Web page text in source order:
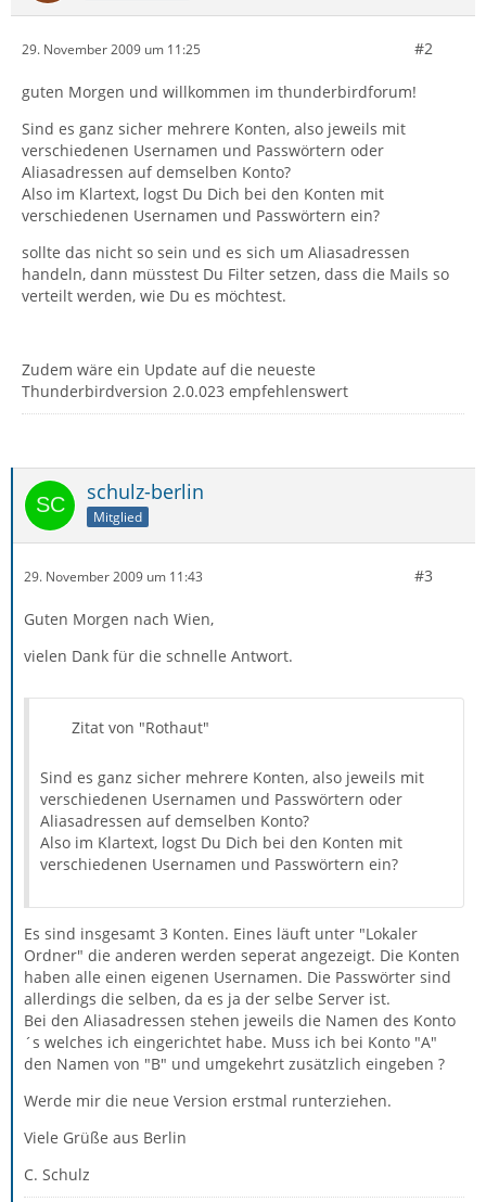
29. November 2009 um 11:25 #2
guten Morgen und willkommen im thunderbirdforum!
Sind es ganz sicher mehrere Konten, also jeweils mit
verschiedenen Usernamen und Passwörtern oder
Aliasadressen auf demselben Konto?
Also im Klartext, logst Du Dich bei den Konten mit
verschiedenen Usernamen und Passwörtern ein?
sollte das nicht so sein und es sich um Aliasadressen
handeln, dann müsstest Du Filter setzen, dass die Mails so
verteilt werden, wie Du es möchtest.
Zudem wäre ein Update auf die neueste
Thunderbirdversion 2.0.023 empfehlenswert
schulz-berlin
Mitglied
29. November 2009 um 11:43 #3
Guten Morgen nach Wien,
vielen Dank für die schnelle Antwort.
Zitat von "Rothaut"
Sind es ganz sicher mehrere Konten, also jeweils mit
verschiedenen Usernamen und Passwörtern oder
Aliasadressen auf demselben Konto?
Also im Klartext, logst Du Dich bei den Konten mit
verschiedenen Usernamen und Passwörtern ein?
Es sind insgesamt 3 Konten. Eines läuft unter "Lokaler
Ordner" die anderen werden seperat angezeigt. Die Konten
haben alle einen eigenen Usernamen. Die Passwörter sind
allerdings die selben, da es ja der selbe Server ist.
Bei den Aliasadressen stehen jeweils die Namen des Konto
´s welches ich eingerichtet habe. Muss ich bei Konto "A"
den Namen von "B" und umgekehrt zusätzlich eingeben ?
Werde mir die neue Version erstmal runterziehen.
Viele Grüße aus Berlin
C. Schulz